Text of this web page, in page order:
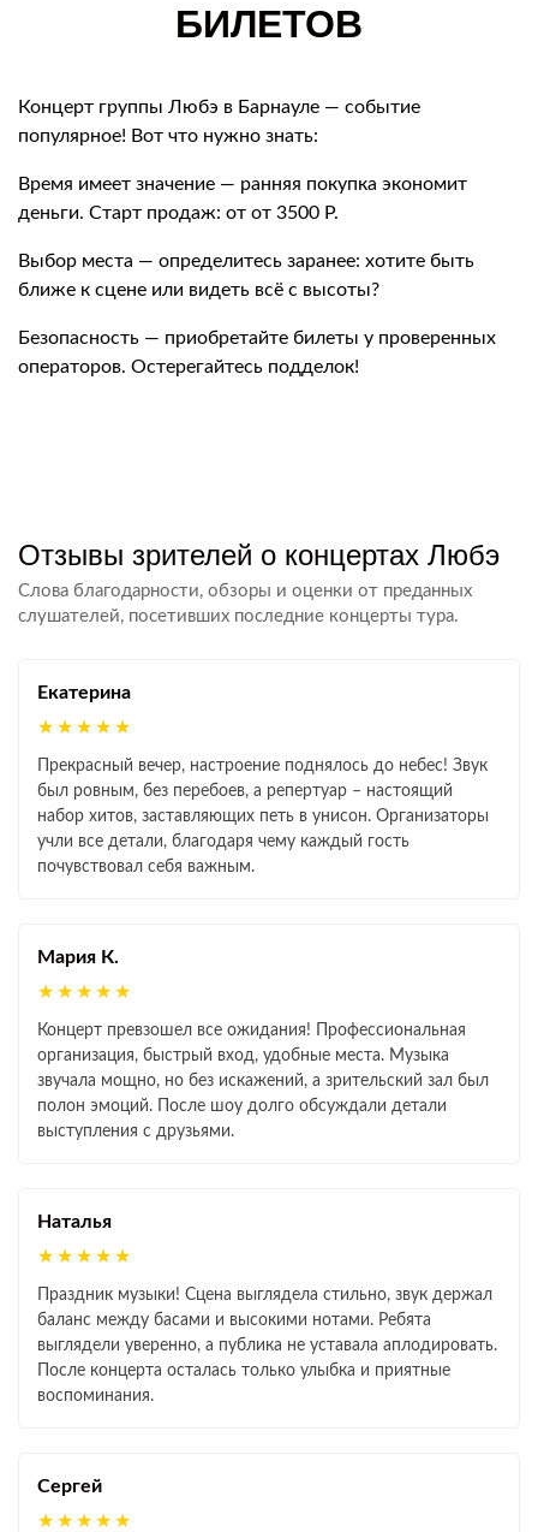
БИЛЕТОВ
Концерт группы Любэ в Барнауле — событие
популярное! Вот что нужно знать:
Время имеет значение — ранняя покупка экономит
деньги. Старт продаж: от от 3500 Р.
Выбор места — определитесь заранее: хотите быть
ближе к сцене или видеть всё с высоты?
Безопасность — приобретайте билеты у проверенных
операторов. Остерегайтесь подделок!
Отзывы зрителей о концертах Любэ
Слова благодарности, обзоры и оценки от преданных
слушателей, посетивших последние концерты тура.
Екатерина
★★★★★
Прекрасный вечер, настроение поднялось до небес! Звук
был ровным, без перебоев, а репертуар – настоящий
набор хитов, заставляющих петь в унисон. Организаторы
учли все детали, благодаря чему каждый гость
почувствовал себя важным.
Мария К.
★★★★★
Концерт превзошел все ожидания! Профессиональная
организация, быстрый вход, удобные места. Музыка
звучала мощно, но без искажений, а зрительский зал был
полон эмоций. После шоу долго обсуждали детали
выступления с друзьями.
Наталья
★★★★★
Праздник музыки! Сцена выглядела стильно, звук держал
баланс между басами и высокими нотами. Ребята
выглядели уверенно, а публика не уставала аплодировать.
После концерта осталась только улыбка и приятные
воспоминания.
Сергей
★★★★★